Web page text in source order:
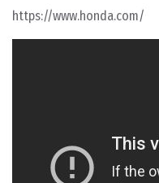
https://www.honda.com/